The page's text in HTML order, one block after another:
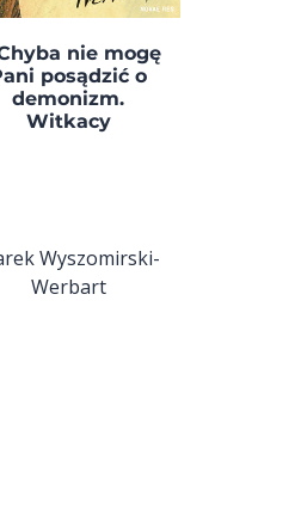
nie mogę
posądzić o
demonizm.
Witkacy
Wyszomirski-
Werbart